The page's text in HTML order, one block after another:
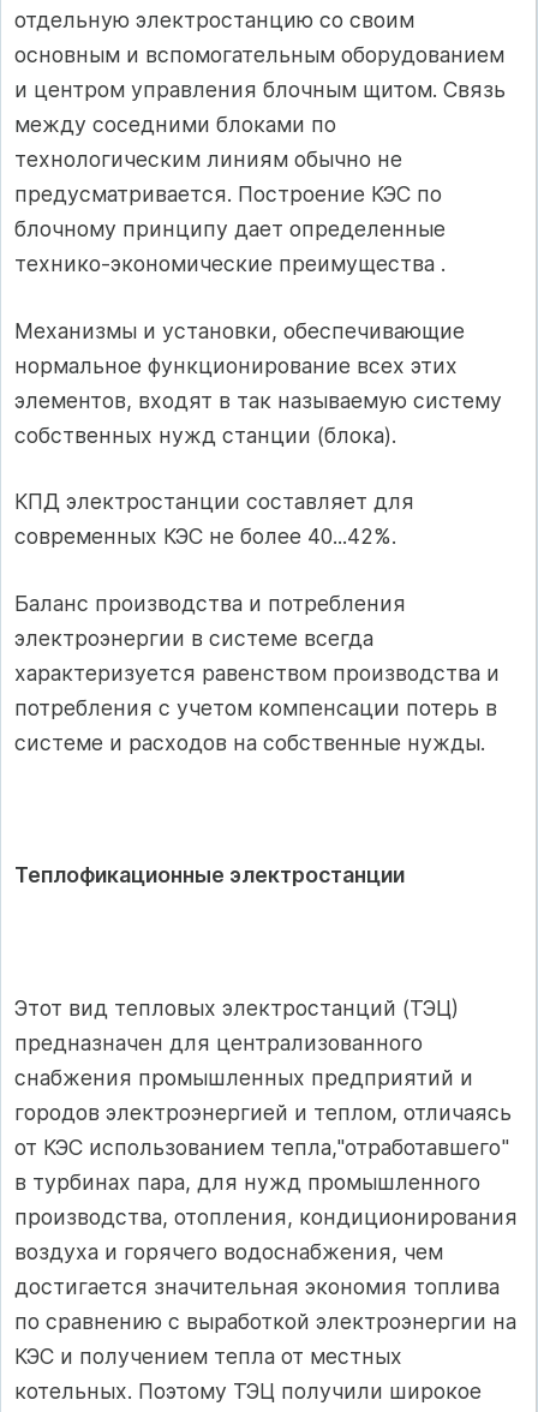
отдельную электростанцию со своим
основным и вспомогательным оборудованием
и центром управления блочным щитом. Связь
между соседними блоками по
технологическим линиям обычно не
предусматривается. Построение КЭС по
блочному принципу дает определенные
технико-экономические преимущества .
Механизмы и установки, обеспечивающие
нормальное функционирование всех этих
элементов, входят в так называемую систему
собственных нужд станции (блока).
КПД электростанции составляет для
современных КЭС не более 40...42%.
Баланс производства и потребления
электроэнергии в системе всегда
характеризуется равенством производства и
потребления с учетом компенсации потерь в
системе и расходов на собственные нужды.
Теплофикационные электростанции
Этот вид тепловых электростанций (ТЭЦ)
предназначен для централизованного
снабжения промышленных предприятий и
городов электроэнергией и теплом, отличаясь
от КЭС использованием тепла,"отработавшего"
в турбинах пара, для нужд промышленного
производства, отопления, кондиционирования
воздуха и горячего водоснабжения, чем
достигается значительная экономия топлива
по сравнению с выработкой электроэнергии на
КЭС и получением тепла от местных
котельных. Поэтому ТЭЦ получили широкое